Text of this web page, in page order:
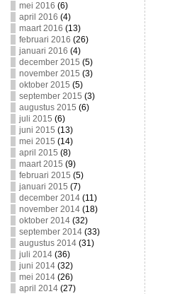
mei 2016 (6)
april 2016 (4)
maart 2016 (13)
februari 2016 (26)
januari 2016 (4)
december 2015 (5)
november 2015 (3)
oktober 2015 (5)
september 2015 (3)
augustus 2015 (6)
juli 2015 (6)
juni 2015 (13)
mei 2015 (14)
april 2015 (8)
maart 2015 (9)
februari 2015 (5)
januari 2015 (7)
december 2014(11)
november 2014(18)
oktober 2014(32)
september 2014(33)
augustus 2014(31)
juli 2014(36)
juni 2014(32)
mei 2014(26)
april 2014(27)